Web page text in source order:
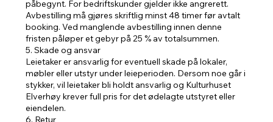
påbegynt. For bedriftskunder gjelder ikke angrerett.
Avbestilling må gjøres skriftlig minst 48 timer før avtalt
booking. Ved manglende avbestilling innen denne
fristen påløper et gebyr på 25 % av totalsummen.
5. Skade og ansvar
Leietaker er ansvarlig for eventuell skade på lokaler,
møbler eller utstyr under leieperioden. Dersom noe går i
stykker, vil leietaker bli holdt ansvarlig og Kulturhuset
Elverhøy krever full pris for det ødelagte utstyret eller
eiendelen.
6. Retur